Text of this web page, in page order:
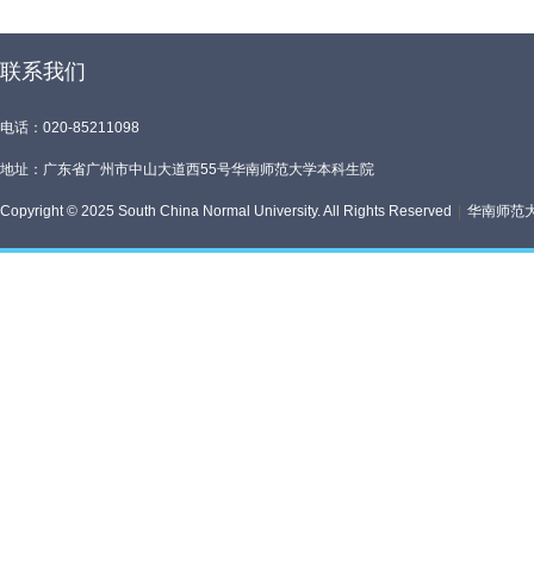
联系我们
电话：020-85211098
地址：广东省广州市中山大道西55号华南师范大学本科生院
Copyright © 2025 South China Normal University. All Rights Reserved 华南师范